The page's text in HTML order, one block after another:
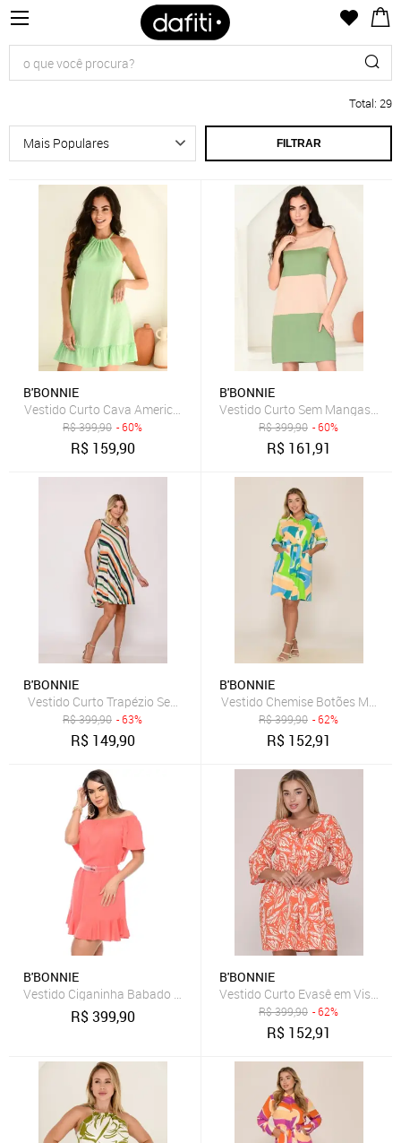
Total: 29
FILTRAR
B'BONNIE
Vestido Curto Cava Americana e Alças B'Bonnie Alana Menta
R$399,90 - 60%
R$ 159,90
B'BONNIE
Vestido Curto Sem Mangas
R$399,90 - 60%
R$ 161,91
B'BONNIE
Vestido Curto Trapézio Sem Manga B'Bonnie Sophia Listra Pistache
R$399,90 - 63%
R$ 149,90
B'BONNIE
Vestido Chemise Botões M/L
R$399,90 - 62%
R$ 152,91
B'BONNIE
Vestido Ciganinha Babado na Barra B’Bonnie Tamara Coral
R$399,90
B'BONNIE
Vestido Curto Evasê em
R$399,90 - 62%
R$ 152,91